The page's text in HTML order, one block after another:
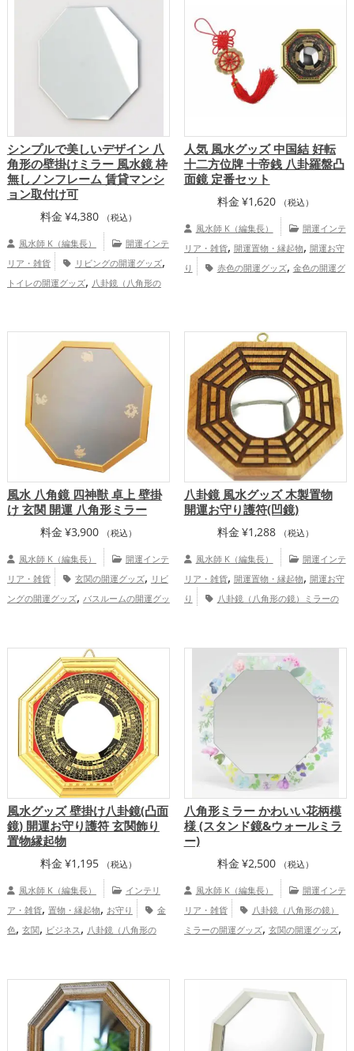
シンプルで美しいデザイン 八
角形の壁掛けミラー 風水鏡 枠
無しノンフレーム 賃貸マンシ
ョン取付け可
料金 ¥4,380 （税込）
風水師 K（編集長）
開運インテ
リア・雑貨
リビングの開運グッズ,
トイレの開運グッズ, 八卦鏡（八角形の
結婚運アップ,金運アップ
健康運アップ,家庭運・家族運アッ
総合運・全体運アップ
人気 風水グッズ 中国結 好転
十二方位牌 十帝銭 八卦羅盤凸
面鏡 定番セット
料金 ¥1,620 （税込）
風水師 K（編集長）
開運インテ
リア・雑貨, 開運置物・縁起物, 開運お守
り
赤色の開運グッズ, 金色の開運グ
康運アップ,家庭運・家族運アップ
運・全体運アップ
風水 八角鏡 四神獣 卓上 壁掛
け 玄関 開運 八角形ミラー
料金 ¥3,900 （税込）
風水師 K（編集長）
開運インテ
リア・雑貨
玄関の開運グッズ, リビ
ングの開運グッズ, バスルームの開運グッ
四神（四獣）・五神獣の開運グッ
恋愛運アップ,結婚運アップ
運アップ,仕事運アップ,健康運アップ,
家庭運・家族運アップ
総合運・全体運ア
八卦鏡 風水グッズ 木製置物
開運お守り護符(凹鏡)
料金 ¥1,288 （税込）
風水師 K（編集長）
開運インテ
リア・雑貨, 開運置物・縁起物, 開運お守
り
八卦鏡（八角形の鏡）ミラーの
風水グッズ 壁掛け八卦鏡(凸面
鏡) 開運お守り護符 玄関飾り
置物縁起物
料金 ¥1,195 （税込）
風水師 K（編集長）
インテリ
ア・雑貨, 置物・縁起物, お守り
金
色, 玄関, ビジネス, 八卦鏡（八角形の
八角形ミラー かわいい花柄模
様 (スタンド鏡&ウォールミラ
ー)
料金 ¥2,500 （税込）
風水師 K（編集長）
開運インテ
リア・雑貨
八卦鏡（八角形の鏡）
ミラーの開運グッズ, 玄関の開運グッズ,